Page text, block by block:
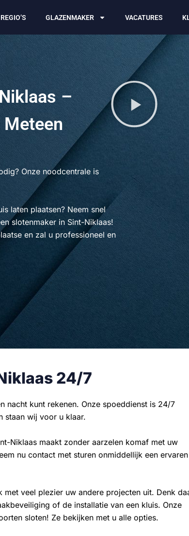
REGIO’S GLAZENMAKER VACATURES
–
Onze noodcentrale is
laten plaatsen? Neem snel
slotenmaker in Sint-Niklaas!
en zal u professioneel en
24/7
nacht kunt rekenen. Onze spoeddienst is 24/7
staan wij voor u klaar.
Niklaas maakt zonder aarzelen komaf met uw
nu contact met sturen onmiddellijk een ervaren
veel plezier uw andere projecten uit. Denk
of de installatie van een kluis. Onze
sloten! Ze bekijken met u alle opties.